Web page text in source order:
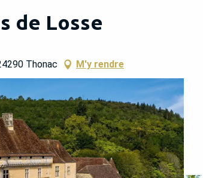
de Losse
Thonac M'y rendre